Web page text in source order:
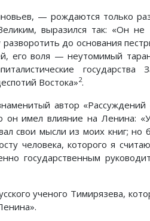
— рождаются только
выразился так: «Он не
до основания
его воля — неутомимый
государства
Востока»2.
автор
он имел влияние на Ленина:
свои мысли из моих книг; но
человека, которого я
государственным
ученого Тимирязева,